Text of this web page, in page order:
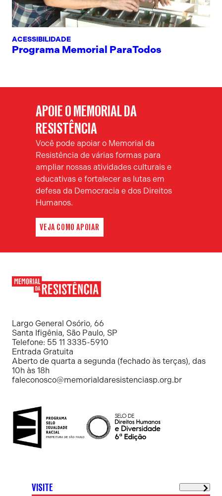
ACESSIBILIDADE
Programa Memorial ParaTodos
APOIE O MEMORIAL DA
RESISTÊNCIA
Você pode apoiar o Memorial da
Resistência de várias formas para
ampliar nossas atividades culturais e
educativas e fortalecer as lutas em
defesa da Democracia e dos Direitos
Humanos.
VEJA COMO APOIAR
Resistência
Largo General Osório, 66
Santa Ifigênia, São Paulo, SP
Telefone: 55 11 3335-5910
Entrada Gratuita
Aberto de quarta a segunda (fechado às terças), das
10h às 18h
faleconosco@memorialdaresistenciasp.org.br
VISITE